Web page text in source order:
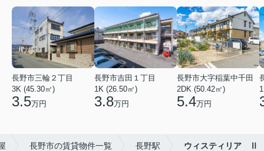
長野市三輪２丁目
3K (45.30㎡)
3.5万円
長野市吉田１丁目
1K (26.50㎡)
3.8万円
長野市大字稲葉中千田
2DK (50.42㎡)
5.4万円
長野市の賃貸物件一覧 長野駅 ウィスティリア Ⅱ